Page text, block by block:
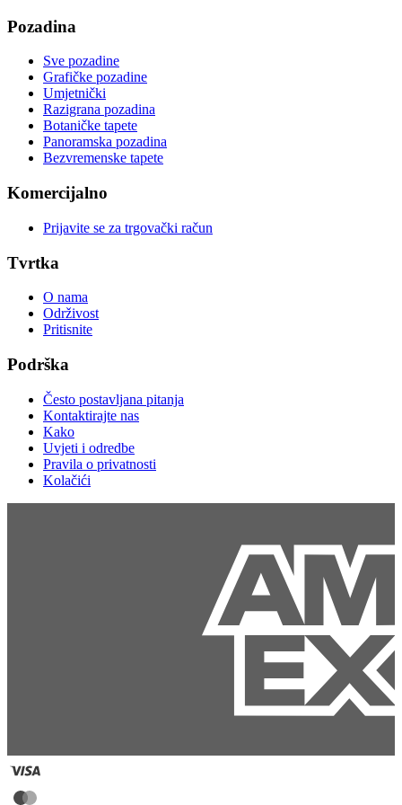
Pozadina
Sve pozadine
Grafičke pozadine
Umjetnički
Razigrana pozadina
Botaničke tapete
Panoramska pozadina
Bezvremenske tapete
Komercijalno
Prijavite se za trgovački račun
Tvrtka
O nama
Održivost
Pritisnite
Podrška
Često postavljana pitanja
Kontaktirajte nas
Kako
Uvjeti i odredbe
Pravila o privatnosti
Kolačići